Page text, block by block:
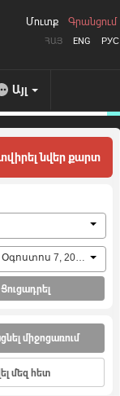
ՀԱՅ ENG РУС
Մուտք Գրանցում
Այլ
նվեր քարտ
Ուրբաթ, Օգոստոս 7, 2026
Ցուցադրել
միջոցառում
մեզ հետ